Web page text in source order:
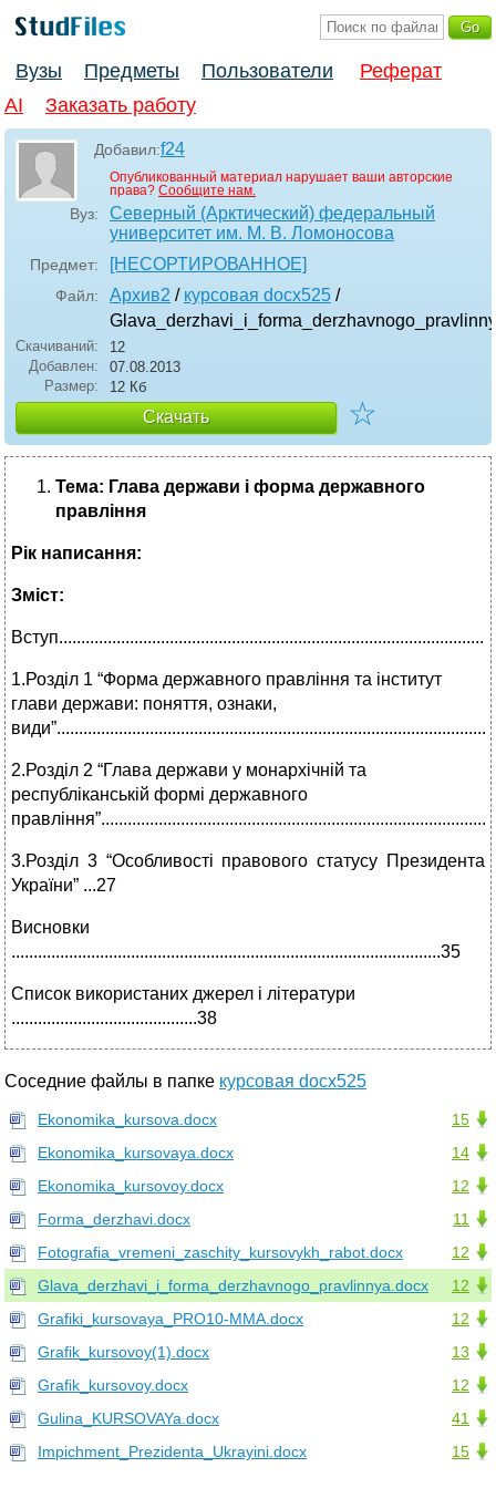
Вузы Предметы Пользователи
Реферат
AI
Заказать работу
Добавил:f24
Опубликованный материал нарушает ваши авторские
права? Сообщите нам.
Вуз:
Северный (Арктический) федеральный
университет им. М. В. Ломоносова
Предмет: [НЕСОРТИРОВАННОЕ]
Файл: Архив2 / курсовая docx525 /
Скачиваний:
12
Добавлен:
07.08.2013
Размер:
12 Кб
Скачать ☆
Тема: Глава держави і форма державного
правління
Рік написання:
Зміст:
1.Розділ 1 “Форма державного правління та інститут
глави держави: поняття, ознаки,
2.Розділ 2 “Глава держави у монархічній та
республіканській формі державного
3.Розділ 3 “Особливості правового статусу Президента
України” ...27
Висновки
.................................................................................................35
Список використаних джерел і літератури
..........................................38
Соседние файлы в папке курсовая docx525
15
Ekonomika_kursova.docx
14
Ekonomika_kursovaya.docx
12
Ekonomika_kursovoy.docx
11
Forma_derzhavi.docx
12
Fotografia_vremeni_zaschity_kursovykh_rabot.docx
12
Glava_derzhavi_i_forma_derzhavnogo_pravlinnya.docx
12
Grafiki_kursovaya_PRO10-MMA.docx
13
Grafik_kursovoy(1).docx
12
Grafik_kursovoy.docx
41
Gulina_KURSOVAYa.docx
15
Impichment_Prezidenta_Ukrayini.docx